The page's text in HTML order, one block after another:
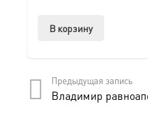
Доступна в
Подписывайтесь на
В корзину
Предыдущая запись
Владимир